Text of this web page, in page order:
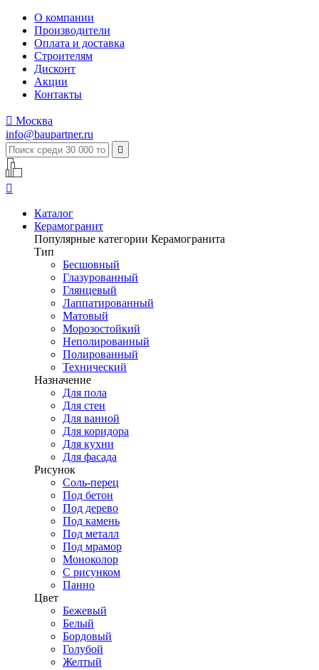
О компании
Производители
Оплата и доставка
Строителям
Дисконт
Акции
Контакты
 Москва
info@baupartner.ru


Каталог
Керамогранит
Популярные категории Керамогранита
Тип
Бесшовный
Глазурованный
Глянцевый
Лаппатированный
Матовый
Морозостойкий
Неполированный
Полированный
Технический
Назначение
Для пола
Для стен
Для ванной
Для коридора
Для кухни
Для фасада
Рисунок
Соль-перец
Под бетон
Под дерево
Под камень
Под металл
Под мрамор
Моноколор
С рисунком
Панно
Цвет
Бежевый
Белый
Бордовый
Голубой
Желтый